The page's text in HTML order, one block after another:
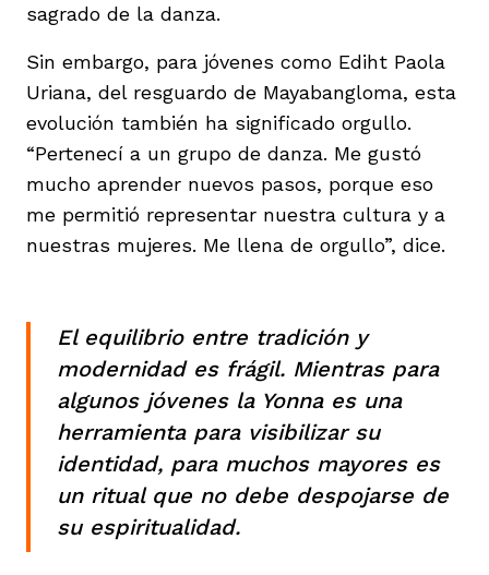
sagrado de la danza.
Sin embargo, para jóvenes como Ediht Paola
Uriana, del resguardo de Mayabangloma, esta
evolución también ha significado orgullo.
“Pertenecí a un grupo de danza. Me gustó
mucho aprender nuevos pasos, porque eso
me permitió representar nuestra cultura y a
nuestras mujeres. Me llena de orgullo”, dice.
El equilibrio entre tradición y
modernidad es frágil. Mientras para
algunos jóvenes la Yonna es una
herramienta para visibilizar su
identidad, para muchos mayores es
un ritual que no debe despojarse de
su espiritualidad.